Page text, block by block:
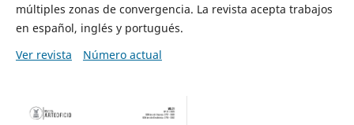
múltiples zonas de convergencia. La revista acepta trabajos
en español, inglés y portugués.
Ver revista
Número actual